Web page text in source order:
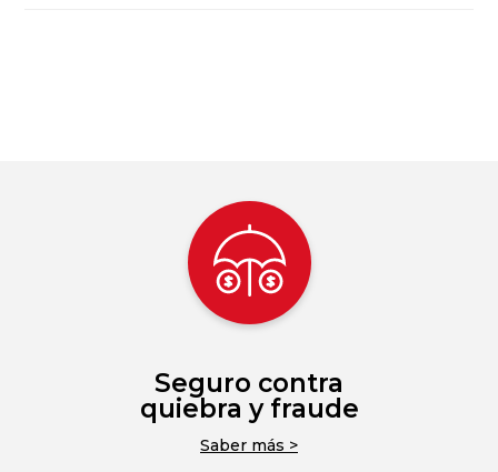
Seguro contra
quiebra y fraude
Saber más >